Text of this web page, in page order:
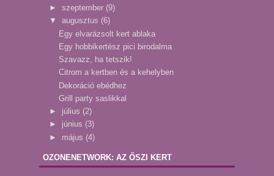
► szeptember (9)
▼ augusztus (6)
Egy elvarázsolt kert ablaka
Egy hobbikertész pici birodalma
Szavazz, ha tetszik!
Citrom a kertben és a kehelyben
Dekoráció ebédhez
Grill party saslikkal
► július (2)
► június (3)
► május (4)
OZONENETWORK: AZ ŐSZI KERT